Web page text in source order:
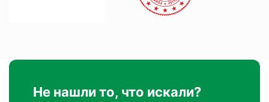
Не нашли то, что искали?